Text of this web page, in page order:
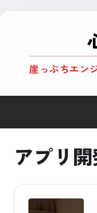
崖っぷちエン
アプリ